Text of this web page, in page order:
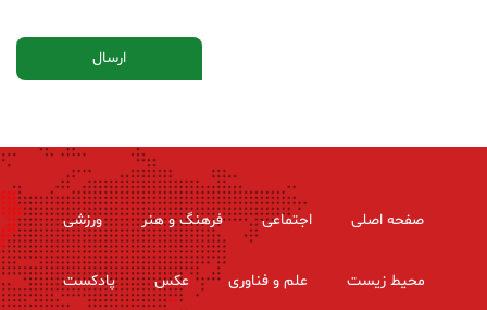
صفحه اصلی اجتماعی فرهنگ و هنر ورزشی
محیط زیست علم و فناوری عکس پادکست